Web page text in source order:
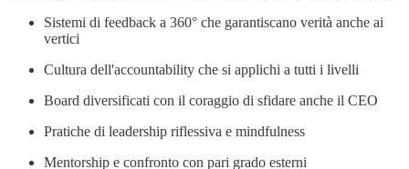
Sistemi di feedback a 360° che garantiscano verità anche ai
vertici
Cultura dell'accountability che si applichi a tutti i livelli
Board diversificati con il coraggio di sfidare anche il CEO
Pratiche di leadership riflessiva e mindfulness
Mentorship e confronto con pari grado esterni